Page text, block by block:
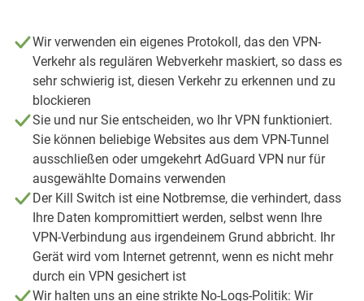
Wir verwenden ein eigenes Protokoll, das den VPN-
Verkehr als regulären Webverkehr maskiert, so dass es
sehr schwierig ist, diesen Verkehr zu erkennen und zu
blockieren
Sie und nur Sie entscheiden, wo Ihr VPN funktioniert.
Sie können beliebige Websites aus dem VPN-Tunnel
ausschließen oder umgekehrt AdGuard VPN nur für
ausgewählte Domains verwenden
Der Kill Switch ist eine Notbremse, die verhindert, dass
Ihre Daten kompromittiert werden, selbst wenn Ihre
VPN-Verbindung aus irgendeinem Grund abbricht. Ihr
Gerät wird vom Internet getrennt, wenn es nicht mehr
durch ein VPN gesichert ist
Wir halten uns an eine strikte No-Logs-Politik: Wir